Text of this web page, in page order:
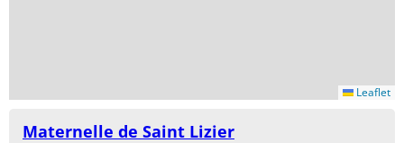
Leaflet
Maternelle de Saint Lizier